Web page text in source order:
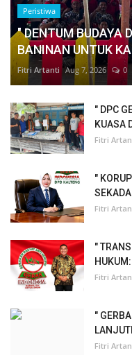
Peristiwa
" DENTUM BUDAYA
BANINAN UNTUK
Fitri Artanti Aug 7, 2026 0
" DPC
KUASA
Fitri
"
Fitri
"
Fitri
"
Fitri